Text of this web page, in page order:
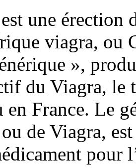
une érection
viagra, ou
»,
du Viagra, le
en France. Le
de Viagra,
pour